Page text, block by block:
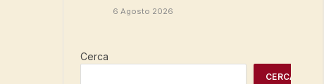
6 Agosto 2026
Cerca
CERCA